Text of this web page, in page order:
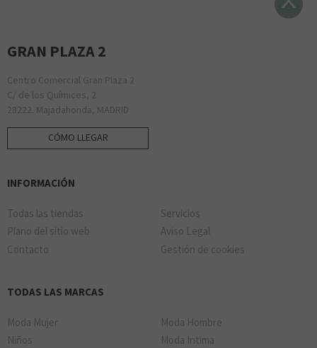
GRAN PLAZA 2
Centro Comercial Gran Plaza 2
C/ de los Químicos, 2
28222. Majadahonda, MADRID
CÓMO LLEGAR
INFORMACIÓN
Todas las tiendas
Servicios
Plano del sitio web
Aviso Legal
Contacto
Gestión de cookies
TODAS LAS MARCAS
Moda Mujer
Moda Hombre
Niños
Moda Intima